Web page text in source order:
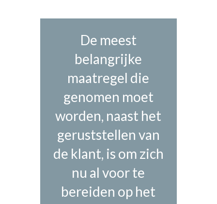
De meest
belangrijke
maatregel die
genomen moet
worden, naast het
geruststellen van
de klant, is om zich
nu al voor te
bereiden op het